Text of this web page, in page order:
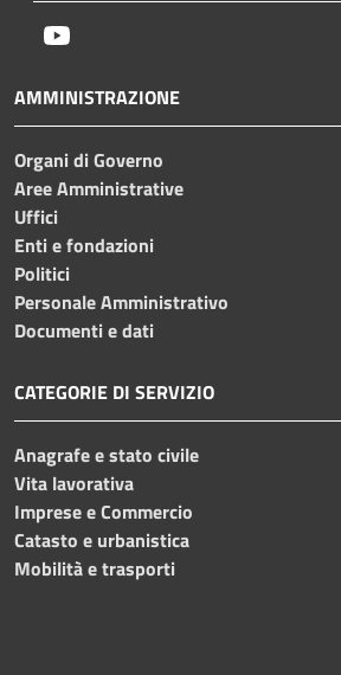
AMMINISTRAZIONE
Organi di Governo
Aree Amministrative
Uffici
Enti e fondazioni
Politici
Personale Amministrativo
Documenti e dati
CATEGORIE DI SERVIZIO
Anagrafe e stato civile
Vita lavorativa
Imprese e Commercio
Catasto e urbanistica
Mobilità e trasporti